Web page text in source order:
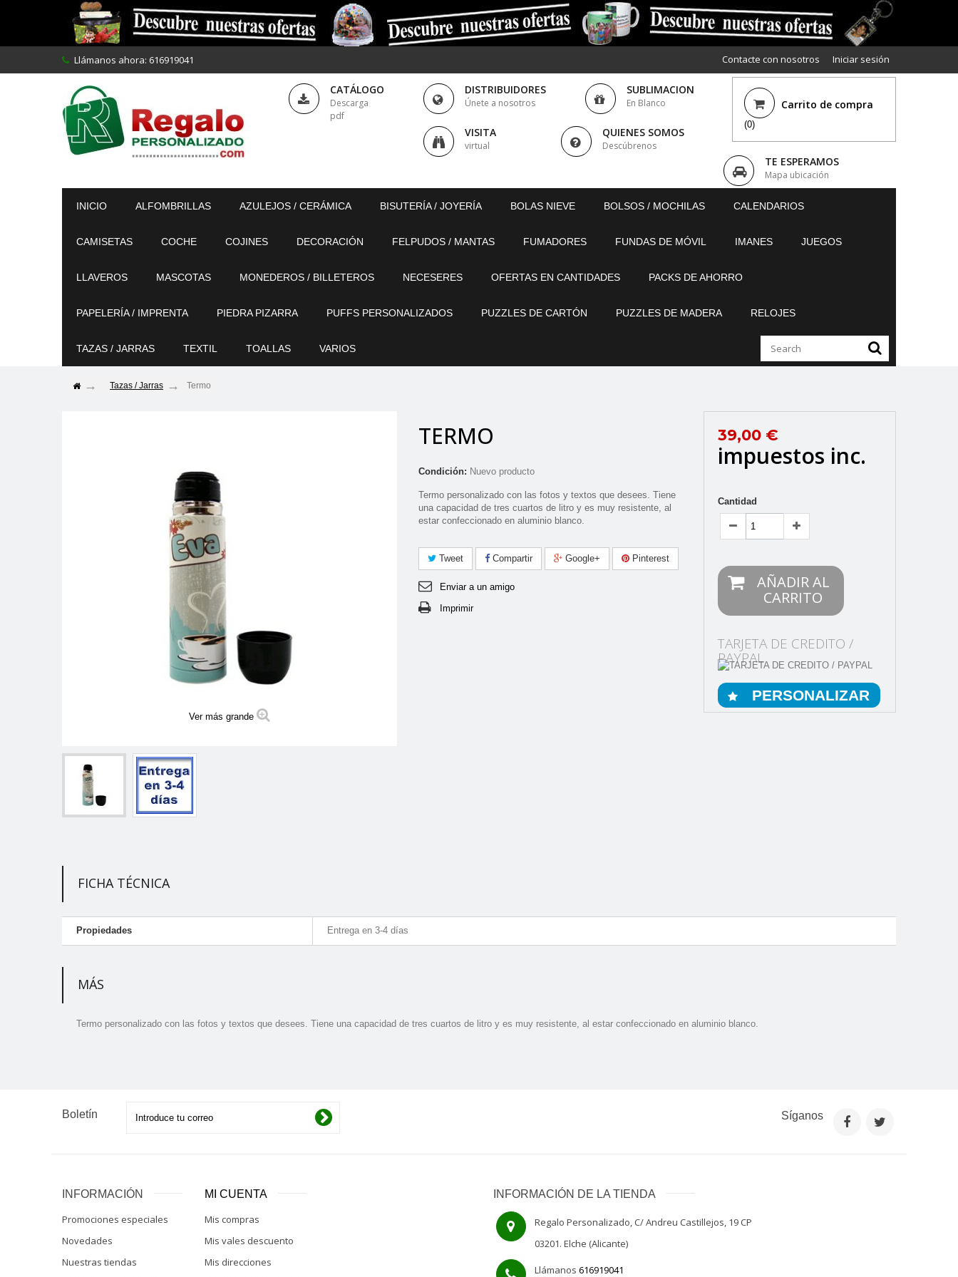
Iniciar sesión
Contacte con nosotros
Llámanos ahora: 616919041
Carrito de compra
(0)
CATÁLOGO
Descarga
pdf
DISTRIBUIDORES
Únete a nosotros
SUBLIMACION
En Blanco
VISITA
virtual
QUIENES SOMOS
Descúbrenos
TE ESPERAMOS
Mapa ubicación
INICIO ALFOMBRILLAS AZULEJOS / CERÁMICA BISUTERÍA / JOYERÍA BOLAS NIEVE BOLSOS / MOCHILAS CALENDARIOS
CAMISETAS COCHE COJINES DECORACIÓN FELPUDOS / MANTAS FUMADORES FUNDAS DE MÓVIL IMANES JUEGOS
LLAVEROS MASCOTAS MONEDEROS / BILLETEROS NECESERES OFERTAS EN CANTIDADES PACKS DE AHORRO
PAPELERÍA / IMPRENTA PIEDRA PIZARRA PUFFS PERSONALIZADOS PUZZLES DE CARTÓN PUZZLES DE MADERA RELOJES
TAZAS / JARRAS TEXTIL TOALLAS VARIOS
Tazas / Jarras Termo
Ver más grande
TERMO
Condición: Nuevo producto
Termo personalizado con las fotos y textos que desees. Tiene
una capacidad de tres cuartos de litro y es muy resistente, al
estar confeccionado en aluminio blanco.
Tweet Compartir Google+ Pinterest
Enviar a un amigo
Imprimir
39,00 €
impuestos inc.
Cantidad
AÑADIR AL
CARRITO
TARJETA DE CREDITO /
PAYPAL
PERSONALIZAR
FICHA TÉCNICA
Propiedades Entrega en 3-4 días
MÁS
Termo personalizado con las fotos y textos que desees. Tiene una capacidad de tres cuartos de litro y es muy resistente, al estar confeccionado en aluminio blanco.
Boletín Síganos
INFORMACIÓN
Promociones especiales
Novedades
Nuestras tiendas
MI CUENTA
Mis compras
Mis vales descuento
Mis direcciones
INFORMACIÓN DE LA TIENDA
Regalo Personalizado, C/ Andreu Castillejos, 19 CP
03201. Elche (Alicante)
Llámanos 616919041